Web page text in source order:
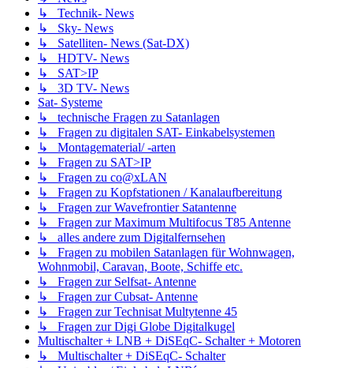
↳ Technik- News
↳ Sky- News
↳ Satelliten- News (Sat-DX)
↳ HDTV- News
↳ SAT>IP
↳ 3D TV- News
Sat- Systeme
↳ technische Fragen zu Satanlagen
↳ Fragen zu digitalen SAT- Einkabelsystemen
↳ Montagematerial/ -arten
↳ Fragen zu SAT>IP
↳ Fragen zu co@xLAN
↳ Fragen zu Kopfstationen / Kanalaufbereitung
↳ Fragen zur Wavefrontier Satantenne
↳ Fragen zur Maximum Multifocus T85 Antenne
↳ alles andere zum Digitalfernsehen
↳ Fragen zu mobilen Satanlagen für Wohnwagen,
Wohnmobil, Caravan, Boote, Schiffe etc.
↳ Fragen zur Selfsat- Antenne
↳ Fragen zur Cubsat- Antenne
↳ Fragen zur Technisat Multytenne 45
↳ Fragen zur Digi Globe Digitalkugel
Multischalter + LNB + DiSEqC- Schalter + Motoren
↳ Multischalter + DiSEqC- Schalter